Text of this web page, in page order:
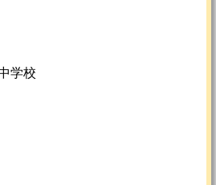
学校